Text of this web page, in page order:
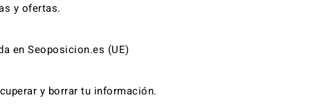
y ofertas.
en Seoposicion.es (UE)
y borrar tu información.